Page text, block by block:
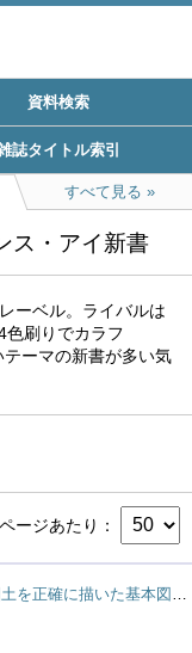
資料検索
誌タイトル索引
すべて見る
ス・アイ新書
ーベル。ライバルは
色刷りでカラフ
テーマの新書が多い気
ージあたり
する極意 サイエンス・アイ新書 SIS-415 地学